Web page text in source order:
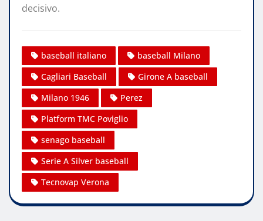
decisivo.
baseball italiano
baseball Milano
Cagliari Baseball
Girone A baseball
Milano 1946
Perez
Platform TMC Poviglio
senago baseball
Serie A Silver baseball
Tecnovap Verona